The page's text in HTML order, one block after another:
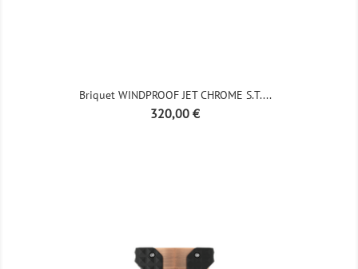
Briquet WINDPROOF JET CHROME S.T....
Prix
320,00 €